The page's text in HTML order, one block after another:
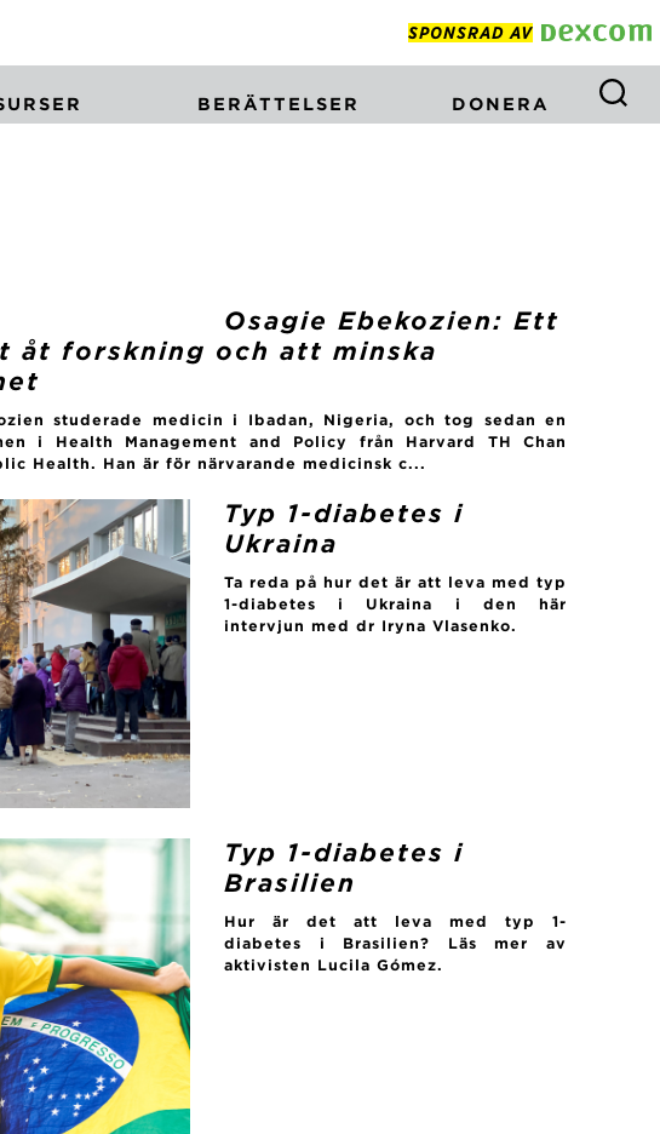
SPONSRAD AV
BERÄTTELSER DONERA
Osagie Ebekozien: Ett
åt forskning och att minska
studerade medicin i Ibadan, Nigeria, och tog sedan en
i Health Management and Policy från Harvard TH Chan
Health. Han är för närvarande medicinsk c...
Typ 1-diabetes i
Ukraina
Ta reda på hur det är att leva med typ
1-diabetes i Ukraina i den här
intervjun med dr Iryna Vlasenko.
Typ 1-diabetes i
Brasilien
Hur är det att leva med typ 1-
diabetes i Brasilien? Läs mer av
aktivisten Lucila Gómez.